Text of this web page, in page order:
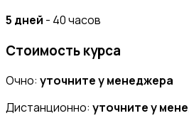
5 дней - 40 часов
Стоимость курса
Очно: уточните у менеджера
Дистанционно: уточните у